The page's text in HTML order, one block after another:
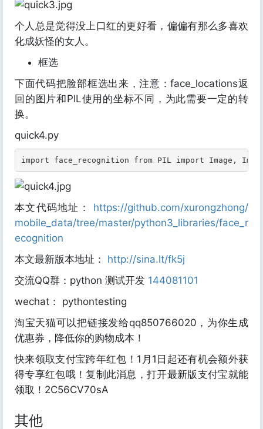
个人总是觉得没上口红的更好看，偏偏有那么多喜欢
化成妖怪的女人。
框选
下面代码把脸部框选出来，注意：face_locations返
回的图片和PIL使用的坐标不同，为此需要一定的转
换。
quick4.py
import face_recognition from PIL import Image,
本文代码地址： https://github.com/xurongzhong/
mobile_data/tree/master/python3_libraries/face_r
ecognition
本文最新版本地址： http://sina.lt/fk5j
交流QQ群：python 测试开发 144081101
wechat： pythontesting
淘宝天猫可以把链接发给qq850766020，为你生成
优惠券，降低你的购物成本！
快来领取支付宝跨年红包！1月1日起还有机会额外获
得专享红包哦！复制此消息，打开最新版支付宝就能
领取！2C56CV70sA
其他